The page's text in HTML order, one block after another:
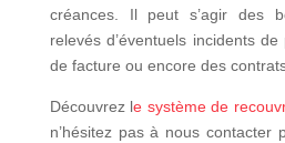
créances. Il peut s’agir des
relevés d’éventuels incidents
de facture ou encore des
Découvrez le système de
n’hésitez pas à nous contacter